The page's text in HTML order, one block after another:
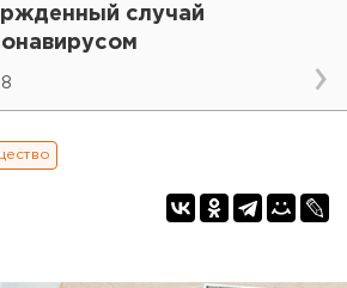
случай